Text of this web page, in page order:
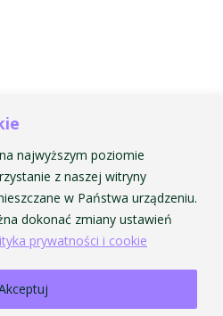
najwyższym poziomie
z naszej witryny
w Państwa urządzeniu.
dokonać zmiany ustawień
prywatności i cookie
BIP